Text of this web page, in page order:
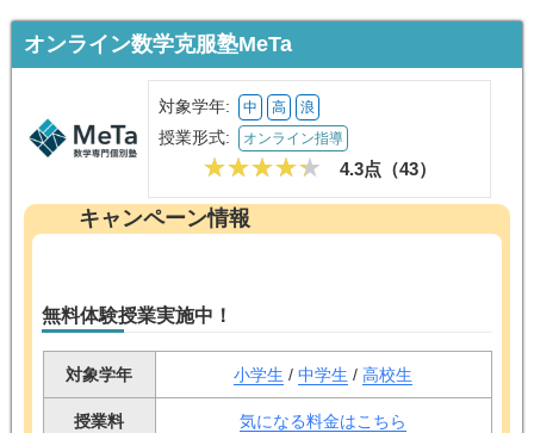
オンライン数学克服塾MeTa
対象学年: 中 高 浪
授業形式: オンライン指導
4.3点（43）
キャンペーン情報
無料体験授業実施中！
対象学年 小学生 / 中学生 / 高校生
授業料 気になる料金はこちら